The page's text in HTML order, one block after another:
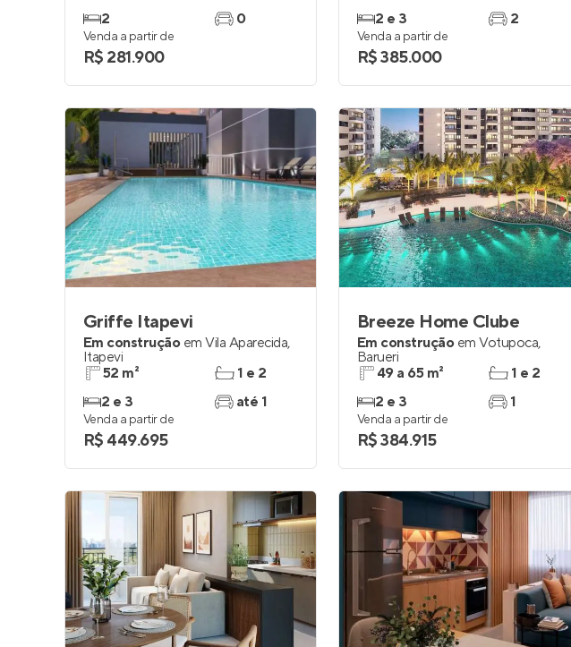
2
0
Venda a partir de
R$ 281.900
2 e 3
2
Venda a partir de
R$ 385.000
Griffe Itapevi
Em construção em Vila Aparecida,
Itapevi
52 m²
2 e 3
1 e 2
até 1
Venda a partir de
R$ 449.695
Breeze Home Clube
Em construção em Votupoca,
Barueri
49 a 65 m²
2 e 3
1 e 2
1
Venda a partir de
R$ 384.915